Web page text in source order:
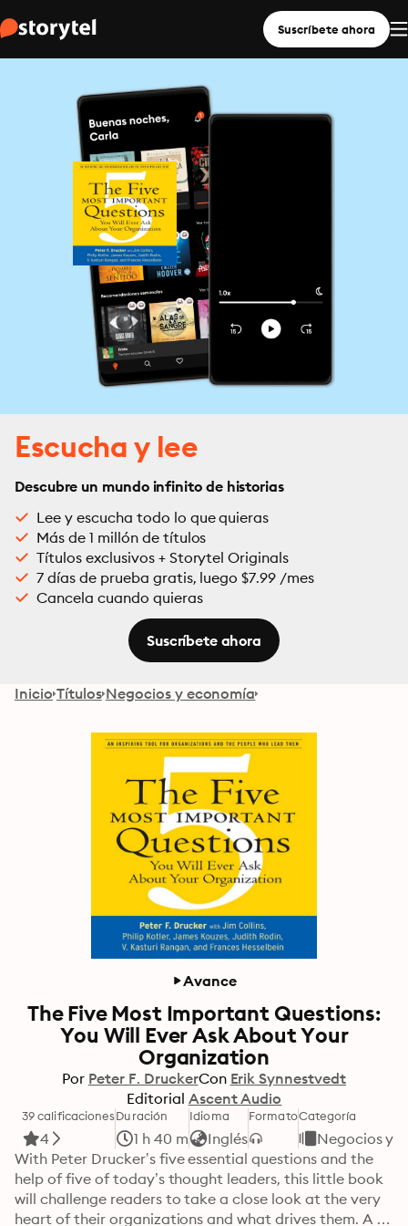
Suscríbete ahora
Escucha y lee
Descubre un mundo infinito de historias
Lee y escucha todo lo que quieras
Más de 1 millón de títulos
Títulos exclusivos + Storytel Originals
7 días de prueba gratis, luego $7.99 /mes
Cancela cuando quieras
Suscríbete ahora
Inicio Títulos Negocios y economía
Avance
The Five Most Important Questions:
You Will Ever Ask About Your
Organization
Por Peter F. DruckerCon Erik Synnestvedt
Editorial Ascent Audio
39 calificaciones
4
Duración
1 h 40 m
Idioma
Inglés
FormatoCategoría
Negocios y
With Peter Drucker’s five essential questions and the
help of five of today’s thought leaders, this little book
will challenge readers to take a close look at the very
heart of their organizations and what drives them. A